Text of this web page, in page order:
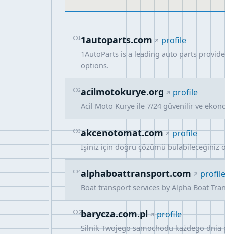
0011autoparts.com profile
1AutoParts is a leading auto parts
options.
002acilmotokurye.org profile
Acil Moto Kurye ile 7/24 güvenilir ve
003akcenotomat.com profile
İşiniz için doğru çözümü bulabileceğiniz
004alphaboattransport.com profile
Boat transport services by Alpha Boat
005barycza.com.pl profile
Silnik Twojego samochodu każdego